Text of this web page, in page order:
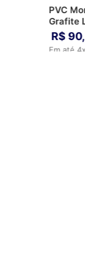
PVC
Grafite
R$ 90,
Em até 4x